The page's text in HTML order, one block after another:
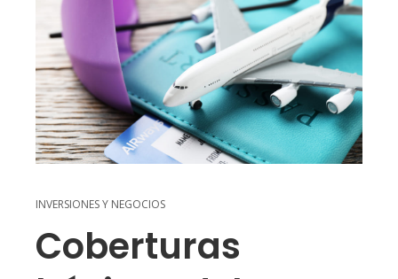
INVERSIONES Y NEGOCIOS
Coberturas